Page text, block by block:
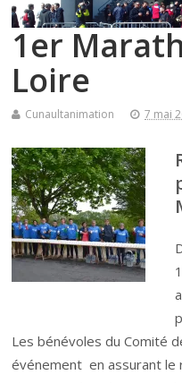
1er
Loire
Cunaultanimation 7 mai
1
Les bénévoles du Comité
événement en assurant le